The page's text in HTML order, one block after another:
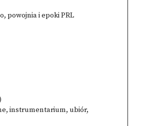
powojnia i epoki PRL
instrumentarium, ubiór,